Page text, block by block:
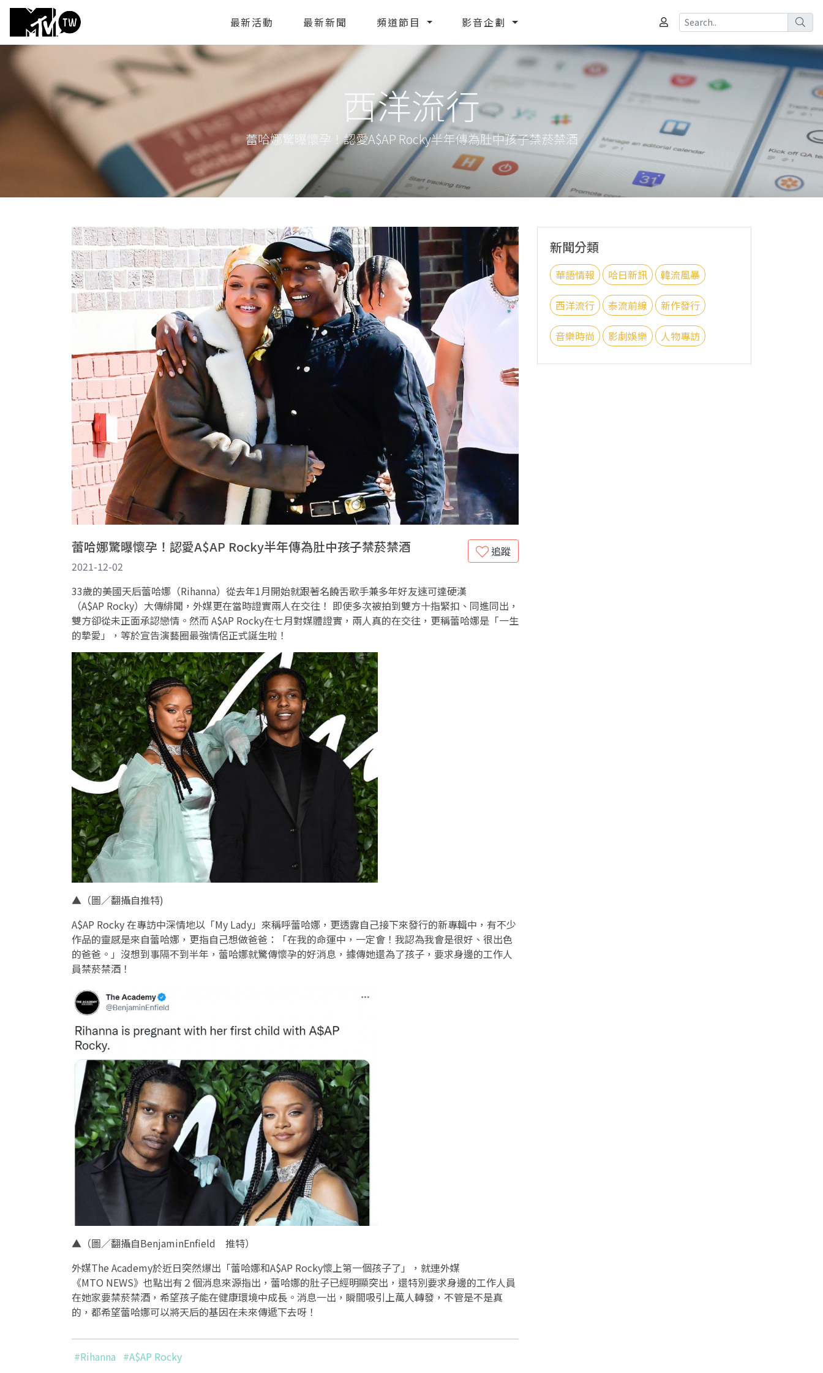
最新活動 最新新聞 頻道節目 影音企劃
西洋流行
蕾哈娜驚曝懷孕！認愛A$AP Rocky半年傳為肚中孩子禁菸禁酒
蕾哈娜驚曝懷孕！認愛A$AP Rocky半年傳為肚中孩子禁菸禁酒
追蹤
2021-12-02
33歲的美國天后蕾哈娜（Rihanna）從去年1月開始就跟著名饒舌歌手兼多年好友速可達硬漢
（A$AP Rocky）大傳緋聞，外媒更在當時證實兩人在交往！ 即使多次被拍到雙方十指緊扣、同進同出，
雙方卻從未正面承認戀情。然而 A$AP Rocky在七月對媒體證實，兩人真的在交往，更稱蕾哈娜是「一生
的摯愛」，等於宣告演藝圈最強情侶正式誕生啦！
▲（圖／翻攝自推特)
A$AP Rocky 在專訪中深情地以「My Lady」來稱呼蕾哈娜，更透露自己接下來發行的新專輯中，有不少
作品的靈感是來自蕾哈娜，更指自己想做爸爸：「在我的命運中，一定會！我認為我會是很好、很出色
的爸爸。」沒想到事隔不到半年，蕾哈娜就驚傳懷孕的好消息，據傳她還為了孩子，要求身邊的工作人
員禁菸禁酒！
▲（圖／翻攝自BenjaminEnfield 推特）
外媒The Academy於近日突然爆出「蕾哈娜和A$AP Rocky懷上第一個孩子了」，就連外媒
《MTO NEWS》也點出有２個消息來源指出，蕾哈娜的肚子已經明顯突出，還特別要求身邊的工作人員
在她家要禁菸禁酒，希望孩子能在健康環境中成長。消息一出，瞬間吸引上萬人轉發，不管是不是真
的，都希望蕾哈娜可以將天后的基因在未來傳遞下去呀！
#Rihanna #A$AP Rocky
新聞分類
華語情報 哈日新訊 韓流風暴
西洋流行 泰流前線 新作發行
音樂時尚 影劇娛樂 人物專訪